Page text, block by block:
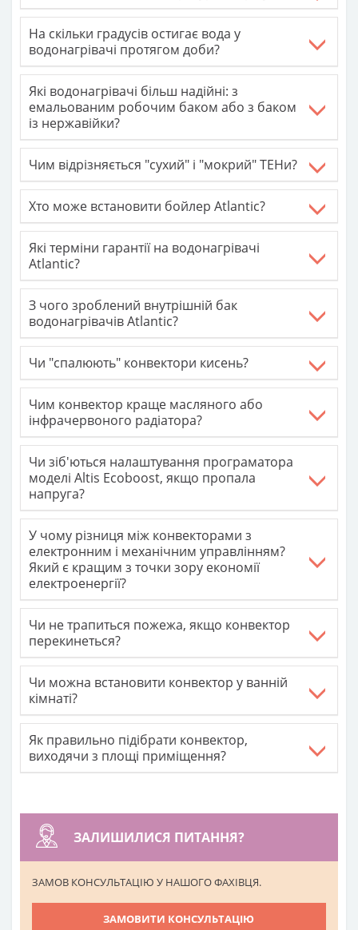
На скільки градусів остигає вода у
водонагрівачі протягом доби?
Які водонагрівачі більш надійні: з
емальованим робочим баком або з баком
із нержавійки?
Чим відрізняється "сухий" і "мокрий" ТЕНи?
Хто може встановити бойлер Atlantic?
Які терміни гарантії на водонагрівачі
Atlantic?
З чого зроблений внутрішній бак
водонагрівачів Atlantic?
Чи "спалюють" конвектори кисень?
Чим конвектор краще масляного або
інфрачервоного радіатора?
Чи зіб'ються налаштування програматора
моделі Altis Ecoboost, якщо пропала
напруга?
У чому різниця між конвекторами з
електронним і механічним управлінням?
Який є кращим з точки зору економії
електроенергії?
Чи не трапиться пожежа, якщо конвектор
перекинеться?
Чи можна встановити конвектор у ванній
кімнаті?
Як правильно підібрати конвектор,
виходячи з площі приміщення?
ЗАМОВ КОНСУЛЬТАЦІЮ У НАШОГО ФАХІВЦЯ.
ЗАМОВИТИ КОНСУЛЬТАЦІЮ
ЗАЛИШИЛИСЯ ПИТАННЯ?